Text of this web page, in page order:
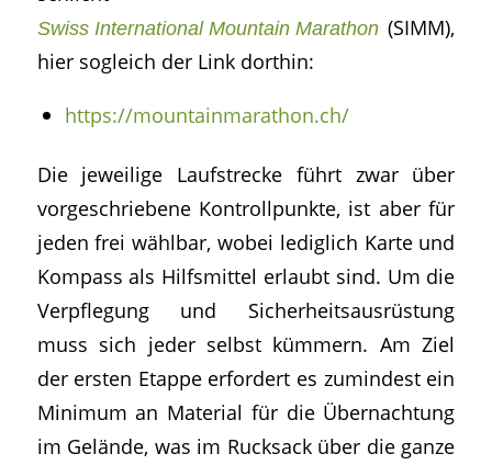
Swiss International Mountain Marathon(SIMM),
hier sogleich der Link dorthin:
https://mountainmarathon.ch/
Die jeweilige Laufstrecke führt zwar über
vorgeschriebene Kontrollpunkte, ist aber für
jeden frei wählbar, wobei lediglich Karte und
Kompass als Hilfsmittel erlaubt sind. Um die
Verpflegung und Sicherheitsausrüstung
muss sich jeder selbst kümmern. Am Ziel
der ersten Etappe erfordert es zumindest ein
Minimum an Material für die Übernachtung
im Gelände, was im Rucksack über die ganze